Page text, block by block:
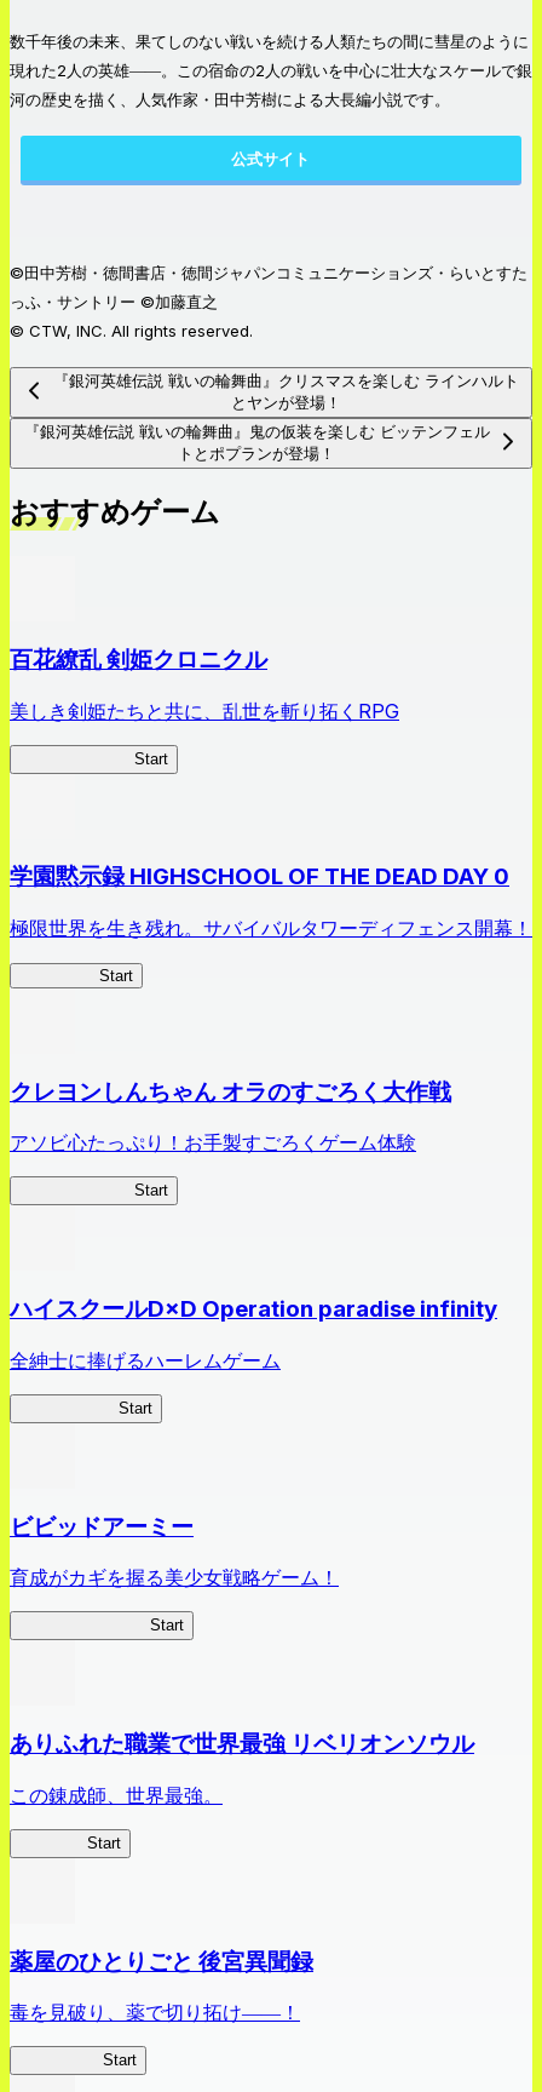
数千年後の未来、果てしのない戦いを続ける人類たちの間に彗星のように
現れた2人の英雄――。この宿命の2人の戦いを中心に壮大なスケールで銀
河の歴史を描く、人気作家・田中芳樹による大長編小説です。
公式サイト
©田中芳樹・徳間書店・徳間ジャパンコミュニケーションズ・らいとすた
っふ・サントリー ©加藤直之
© CTW, INC. All rights reserved.
『銀河英雄伝説 戦いの輪舞曲』クリスマスを楽しむ ラインハルト
とヤンが登場！
『銀河英雄伝説 戦いの輪舞曲』鬼の仮装を楽しむ ビッテンフェル
トとポプランが登場！
おすすめゲーム
百花繚乱 剣姫クロニクル
美しき剣姫たちと共に、乱世を斬り拓くRPG
Start
学園黙示録 HIGHSCHOOL OF THE DEAD DAY 0
極限世界を生き残れ。サバイバルタワーディフェンス開幕！
Start
クレヨンしんちゃん オラのすごろく大作戦
アソビ心たっぷり！お手製すごろくゲーム体験
Start
ハイスクールD×D Operation paradise infinity
全紳士に捧げるハーレムゲーム
Start
ビビッドアーミー
育成がカギを握る美少女戦略ゲーム！
Start
ありふれた職業で世界最強 リベリオンソウル
この錬成師、世界最強。
Start
薬屋のひとりごと 後宮異聞録
毒を見破り、薬で切り拓け――！
Start